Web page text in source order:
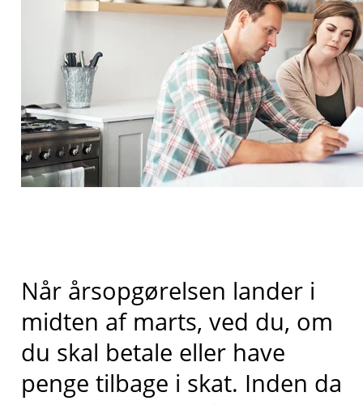
Når årsopgørelsen lander i
midten af marts, ved du, om
du skal betale eller have
penge tilbage i skat. Inden da